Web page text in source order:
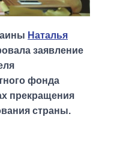
Наталья
заявление
фонда
прекращения
страны.